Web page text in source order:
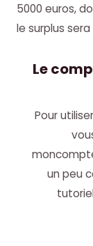
5000 euros,
le surplus sera
Le
Pour
un peu